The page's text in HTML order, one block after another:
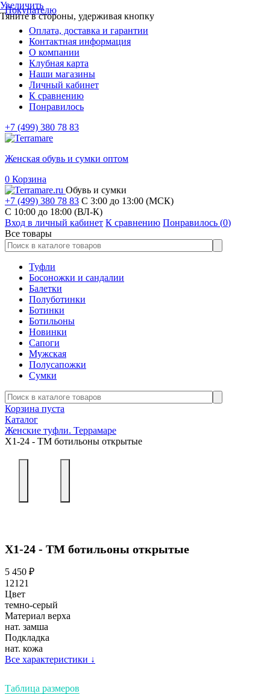
Покупателю
Оплата, доставка и гарантии
Контактная информация
О компании
Клубная карта
Наши магазины
Личный кабинет
К сравнению
Понравилось
+7 (499) 380 78 83
Женская обувь и сумки оптом
0 Корзина
Обувь и сумки
+7 (499) 380 78 83 С 3:00 до 13:00 (МСК)
C 10:00 до 18:00 (ВЛ-К)
Вход в личный кабинет К сравнению Понравилось (0)
Все товары
Туфли
Босоножки и сандалии
Балетки
Полуботинки
Ботинки
Ботильоны
Новинки
Сапоги
Мужская
Полусапожки
Сумки
Корзина пуста
Каталог
Женские туфли. Террамаре
Х1-24 - ТМ ботильоны открытые
Увеличить
Тяните в стороны, удерживая кнопку
Х1-24 - ТМ ботильоны открытые
5 450 ₽
12121
Цвет
темно-серый
Материал верха
нат. замша
Подкладка
нат. кожа
Все характеристики ↓
Таблица размеров